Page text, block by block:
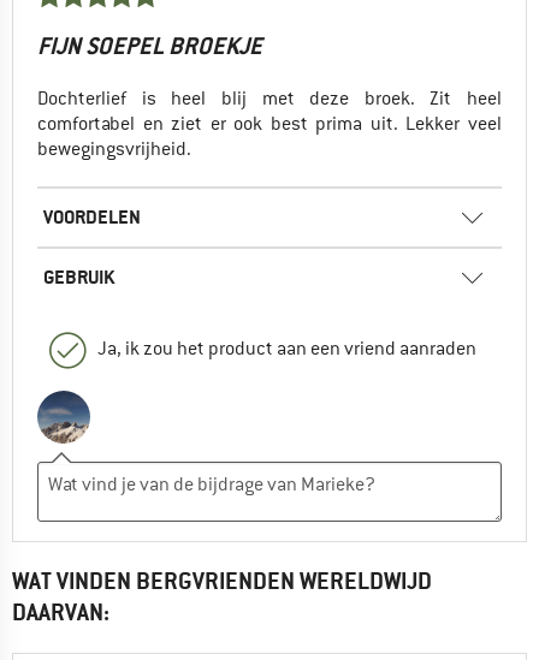
FIJN SOEPEL BROEKJE
Dochterlief is heel blij met deze broek. Zit heel
comfortabel en ziet er ook best prima uit. Lekker veel
bewegingsvrijheid.
VOORDELEN
GEBRUIK
Ja, ik zou het product aan een vriend aanraden
WAT VINDEN BERGVRIENDEN WERELDWIJD
DAARVAN: